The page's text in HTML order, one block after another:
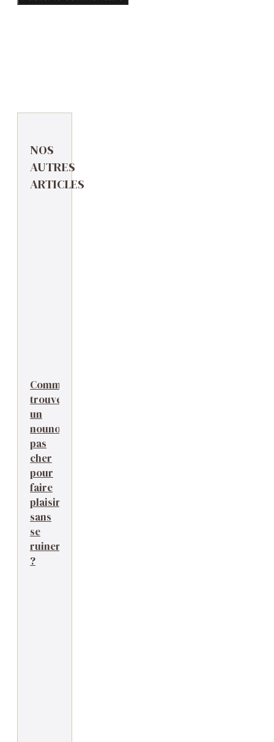
NOS
AUTRES
ARTICLES
Comment
trouver
un
nounours
pas
cher
pour
faire
plaisir
sans
se
ruiner
?